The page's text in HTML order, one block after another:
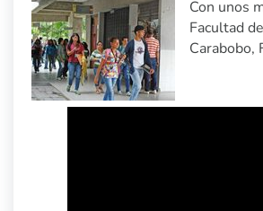
Con unos
Facultad
Carabobo,